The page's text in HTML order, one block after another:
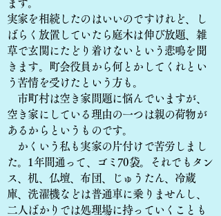
ます。
実家を相続したのはいいのですけれど、し
ばらく放置していたら庭木は伸び放題、雑
草で玄関にたどり着けないという悲鳴を聞
きます。町会役員から何とかしてくれとい
う苦情を受けたという方も。
市町村は空き家問題に悩んでいますが、
空き家にしている理由の一つは親の荷物が
あるからというものです。
かくいう私も実家の片付けで苦労しまし
た。1年間通って、ゴミ70袋。それでもタン
ス、机、仏壇、布団、じゅうたん、冷蔵
庫、洗濯機などは普通車に乗りませんし、
二人ばかりでは処理場に持っていくことも